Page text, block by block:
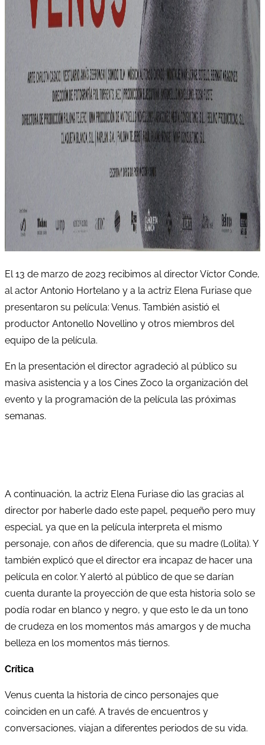
El 13 de marzo de 2023 recibimos al director Víctor Conde,
al actor Antonio Hortelano y a la actriz Elena Furiase que
presentaron su película: Venus. También asistió el
productor Antonello Novellino y otros miembros del
equipo de la película.
En la presentación el director agradeció al público su
masiva asistencia y a los Cines Zoco la organización del
evento y la programación de la película las próximas
semanas.
A continuación, la actriz Elena Furiase dio las gracias al
director por haberle dado este papel, pequeño pero muy
especial, ya que en la película interpreta el mismo
personaje, con años de diferencia, que su madre (Lolita). Y
también explicó que el director era incapaz de hacer una
película en color. Y alertó al público de que se darían
cuenta durante la proyección de que esta historia solo se
podía rodar en blanco y negro, y que esto le da un tono
de crudeza en los momentos más amargos y de mucha
belleza en los momentos más tiernos.
Crítica
Venus cuenta la historia de cinco personajes que
coinciden en un café. A través de encuentros y
conversaciones, viajan a diferentes periodos de su vida.